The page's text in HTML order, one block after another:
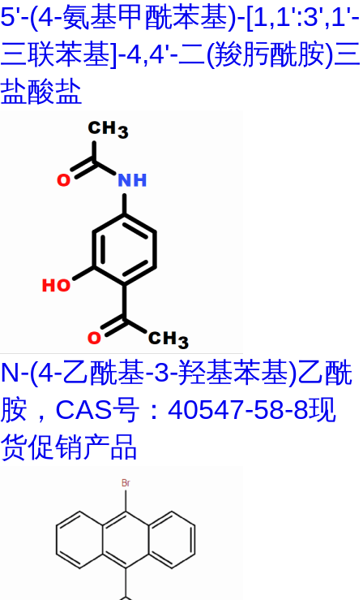
5'-(4-氨基甲酰苯基)-[1,1':3',1'-
三联苯基]-4,4'-二(羧肟酰胺)三
盐酸盐
N-(4-乙酰基-3-羟基苯基)乙酰
胺，CAS号：40547-58-8现
货促销产品